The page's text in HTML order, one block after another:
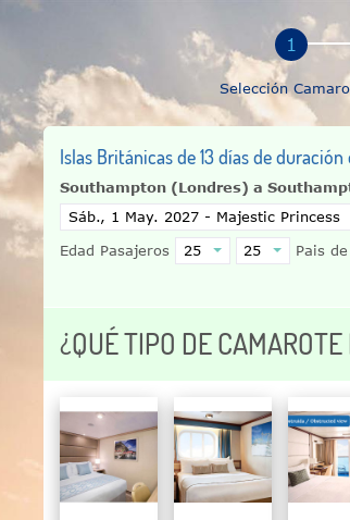
Selección
Islas Británicas de 13 días de
Southampton (Londres) a
Edad Pasajeros
Pais
¿QUÉ TIPO DE CAMAROTE